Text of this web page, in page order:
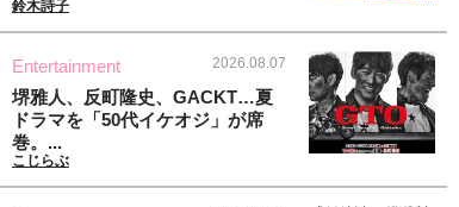
鈴木詩子
Entertainment 2026.08.07
堺雅人、反町隆史、GACKT…夏
ドラマを「50代イケオジ」が席
巻。...
こじらぶ